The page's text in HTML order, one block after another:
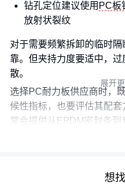
钻孔定位建议使用 PC板
放射状裂纹
对于需要频繁拆卸的临时隔
靠。但夹持力度要适中，
散。
选择PC耐力板供应商时，
候性指标，也要评估其配
常会提供从EPDM密封条到
展开
想